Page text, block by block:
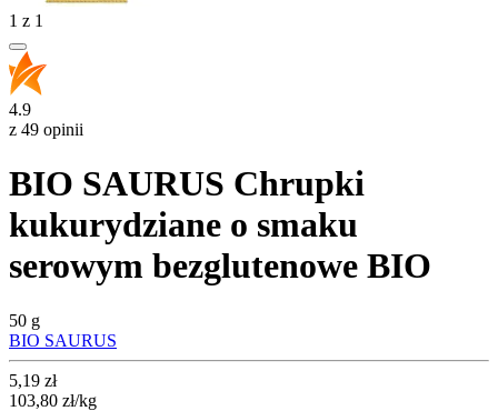
1 z 1
4.9
z 49 opinii
BIO SAURUS Chrupki
kukurydziane o smaku
serowym bezglutenowe BIO
50 g
BIO SAURUS
Cena
5,19 zł
103,80 zł/kg